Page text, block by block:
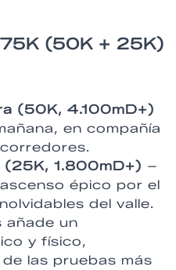
(50K + 25K)
(50K, 4.100mD+)
en compañía
(25K, 1.800mD+) –
épico por el
del valle.
añade un
y físico,
las pruebas más